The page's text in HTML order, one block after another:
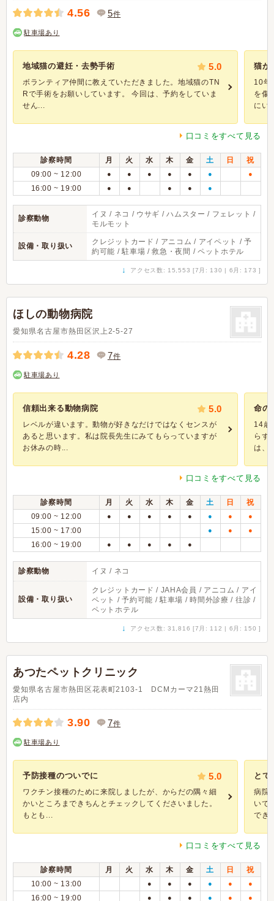
4.56 5件
駐車場あり
地域猫の避妊・去勢手術 5.0
ボランティア仲間に教えていただきました。地域猫のTN
Rで手術をお願いしています。 今回は、予約をしていま
せん...
猫が
10年
を傷
にい
口コミをすべて見る
診察時間 月 火 水 木 金 土 日
祝
09:00 ~ 12:00
● ● ● ● ● ● ●
16:00 ~ 19:00 ● ● ● ● ●
診察動物
イヌ / ネコ / ウサギ / ハムスター / フェレット /
モルモット
設備・取り扱い
クレジットカード / アニコム / アイペット / 予
約可能 / 駐車場 / 救急・夜間 / ペットホテル
↓ アクセス数: 15,553 [7月: 130 | 6月: 173 ]
ほしの動物病院
愛知県名古屋市熱田区沢上2-5-27
4.28 7件
駐車場あり
信頼出来る動物病院 5.0
レベルが違います。動物が好きなだけではなくセンスが
あると思います。私は院長先生にみてもらっていますが
お休みの時...
命の
14歳
らず
は、
口コミをすべて見る
診察時間 月 火 水 木 金 土 日
祝
09:00 ~ 12:00
● ● ● ● ● ● ● ●
15:00 ~ 17:00 ● ● ●
16:00 ~ 19:00 ● ● ● ● ●
診察動物 イヌ / ネコ
設備・取り扱い
クレジットカード / JAHA会員 / アニコム / アイ
ペット / 予約可能 / 駐車場 / 時間外診療 / 往診 /
ペットホテル
↓ アクセス数: 31,816 [7月: 112 | 6月: 150 ]
あつたペットクリニック
愛知県名古屋市熱田区花表町2103-1 DCMカーマ21熱田
店内
3.90 7件
駐車場あり
予防接種のついでに 5.0
ワクチン接種のために来院しましたが、からだの隅々細
かいところまできちんとチェックしてくださいました。
もとも...
とて
病院
いで
でき
口コミをすべて見る
診察時間 月 火 水 木 金 土 日
祝
10:00 ~ 13:00
● ● ● ● ● ●
16:00 ~ 19:00 ● ● ● ● ● ●